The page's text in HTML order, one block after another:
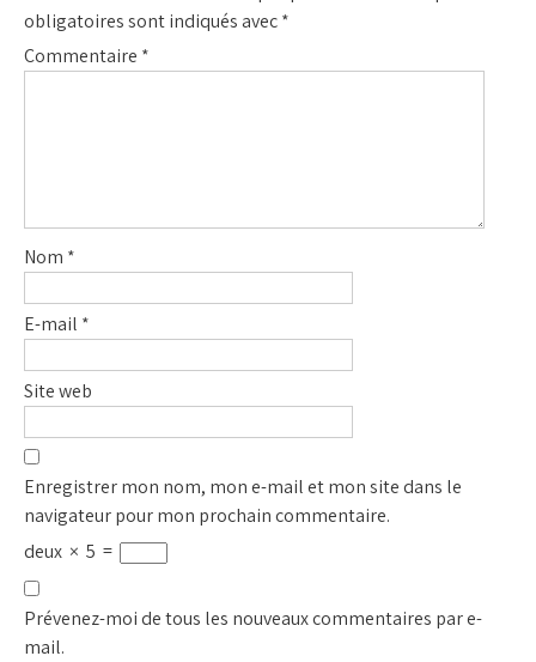
obligatoires sont indiqués avec*
Commentaire *
Nom *
E-mail *
Site web
Enregistrer mon nom, mon e-mail et mon site dans le
navigateur pour mon prochain commentaire.
deux × 5 =
Prévenez-moi de tous les nouveaux commentaires par e-
mail.